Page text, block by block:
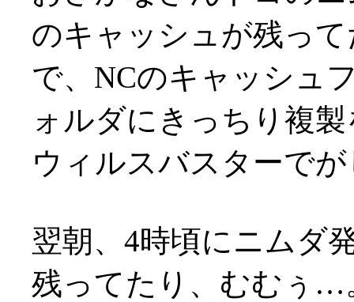
のキャッシュが残っ
で、NCのキャッシュ
ォルダにきっちり複
ウィルスバスターで
翌朝、4時頃にニムダ
残ってたり、むむぅ…